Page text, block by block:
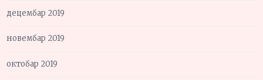
децембар 2019
новембар 2019
октобар 2019